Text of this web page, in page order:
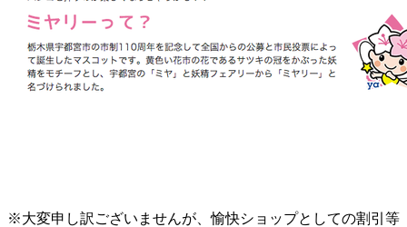
※大変申し訳ございませんが、愉快ショップとしての割引等